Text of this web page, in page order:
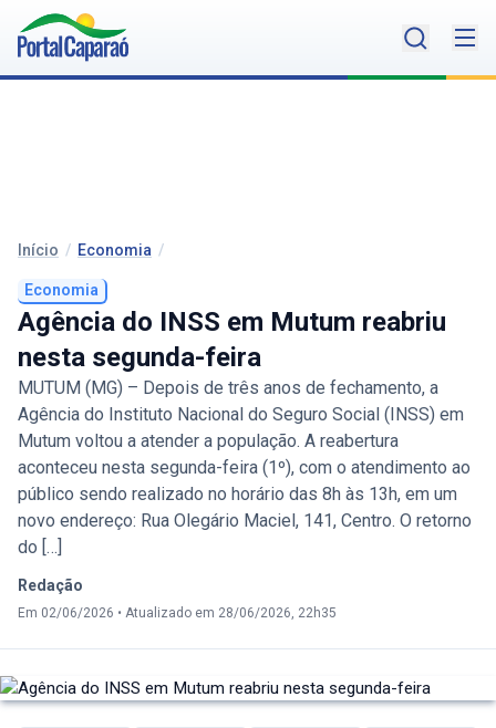
Início / Economia /
Economia
Agência do INSS em Mutum reabriu
nesta segunda-feira
MUTUM (MG) – Depois de três anos de fechamento, a
Agência do Instituto Nacional do Seguro Social (INSS) em
Mutum voltou a atender a população. A reabertura
aconteceu nesta segunda-feira (1º), com o atendimento ao
público sendo realizado no horário das 8h às 13h, em um
novo endereço: Rua Olegário Maciel, 141, Centro. O retorno
do […]
Redação
Em 02/06/2026 • Atualizado em 28/06/2026, 22h35